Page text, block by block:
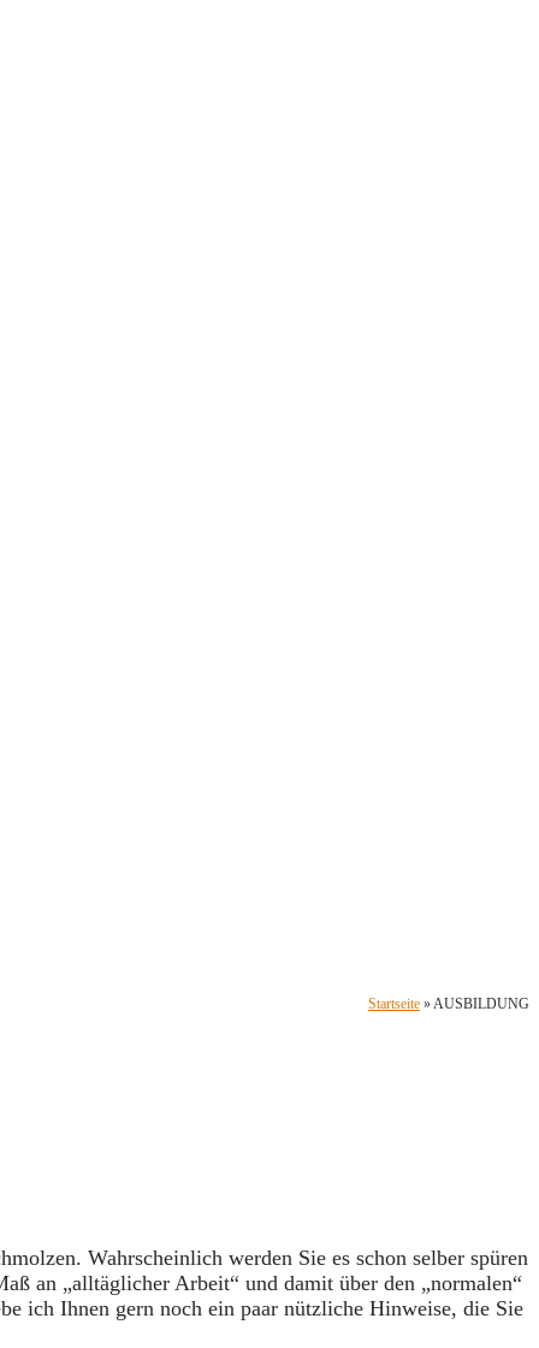
Startseite » AUSBILDUNG
Wahrscheinlich werden Sie es schon selber spüren
an „alltäglicher Arbeit“ und damit über den „normalen“
ich Ihnen gern noch ein paar nützliche Hinweise, die Sie